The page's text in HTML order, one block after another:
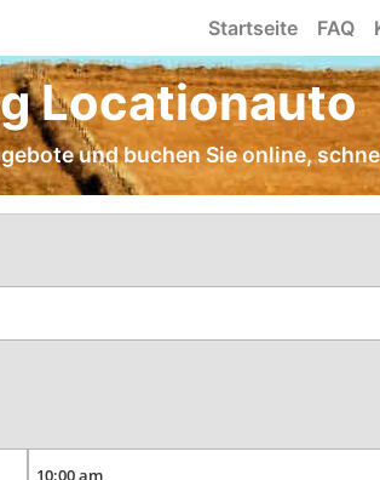
Startseite FAQ
Locationauto
und buchen Sie online,